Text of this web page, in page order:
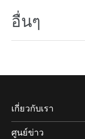
อื่นๆ
เกี่ยวกับเรา
ศูนย์ข่าว